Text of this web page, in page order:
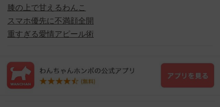
膝の上で甘えるわんこ
スマホ優先に不満顔全開
重すぎる愛情アピール術